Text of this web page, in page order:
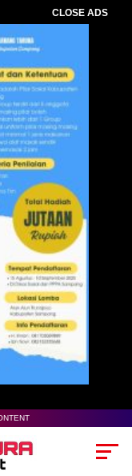
CLOSE ADS